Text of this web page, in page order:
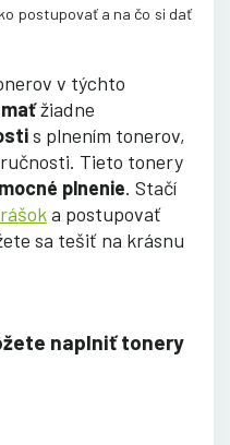
postupovať a na čo si dať
v týchto
žiadne
s plnením tonerov,
Tieto tonery
plnenie. Stačí
a postupovať
sa tešiť na krásnu
naplniť tonery